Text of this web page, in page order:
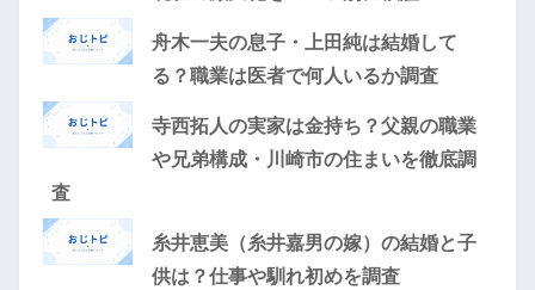
舟木一夫の息子・上田純は結婚して
る？職業は医者で何人いるか調査
寺西拓人の実家は金持ち？父親の職業
や兄弟構成・川崎市の住まいを徹底調
査
糸井恵美（糸井嘉男の嫁）の結婚と子
供は？仕事や馴れ初めを調査